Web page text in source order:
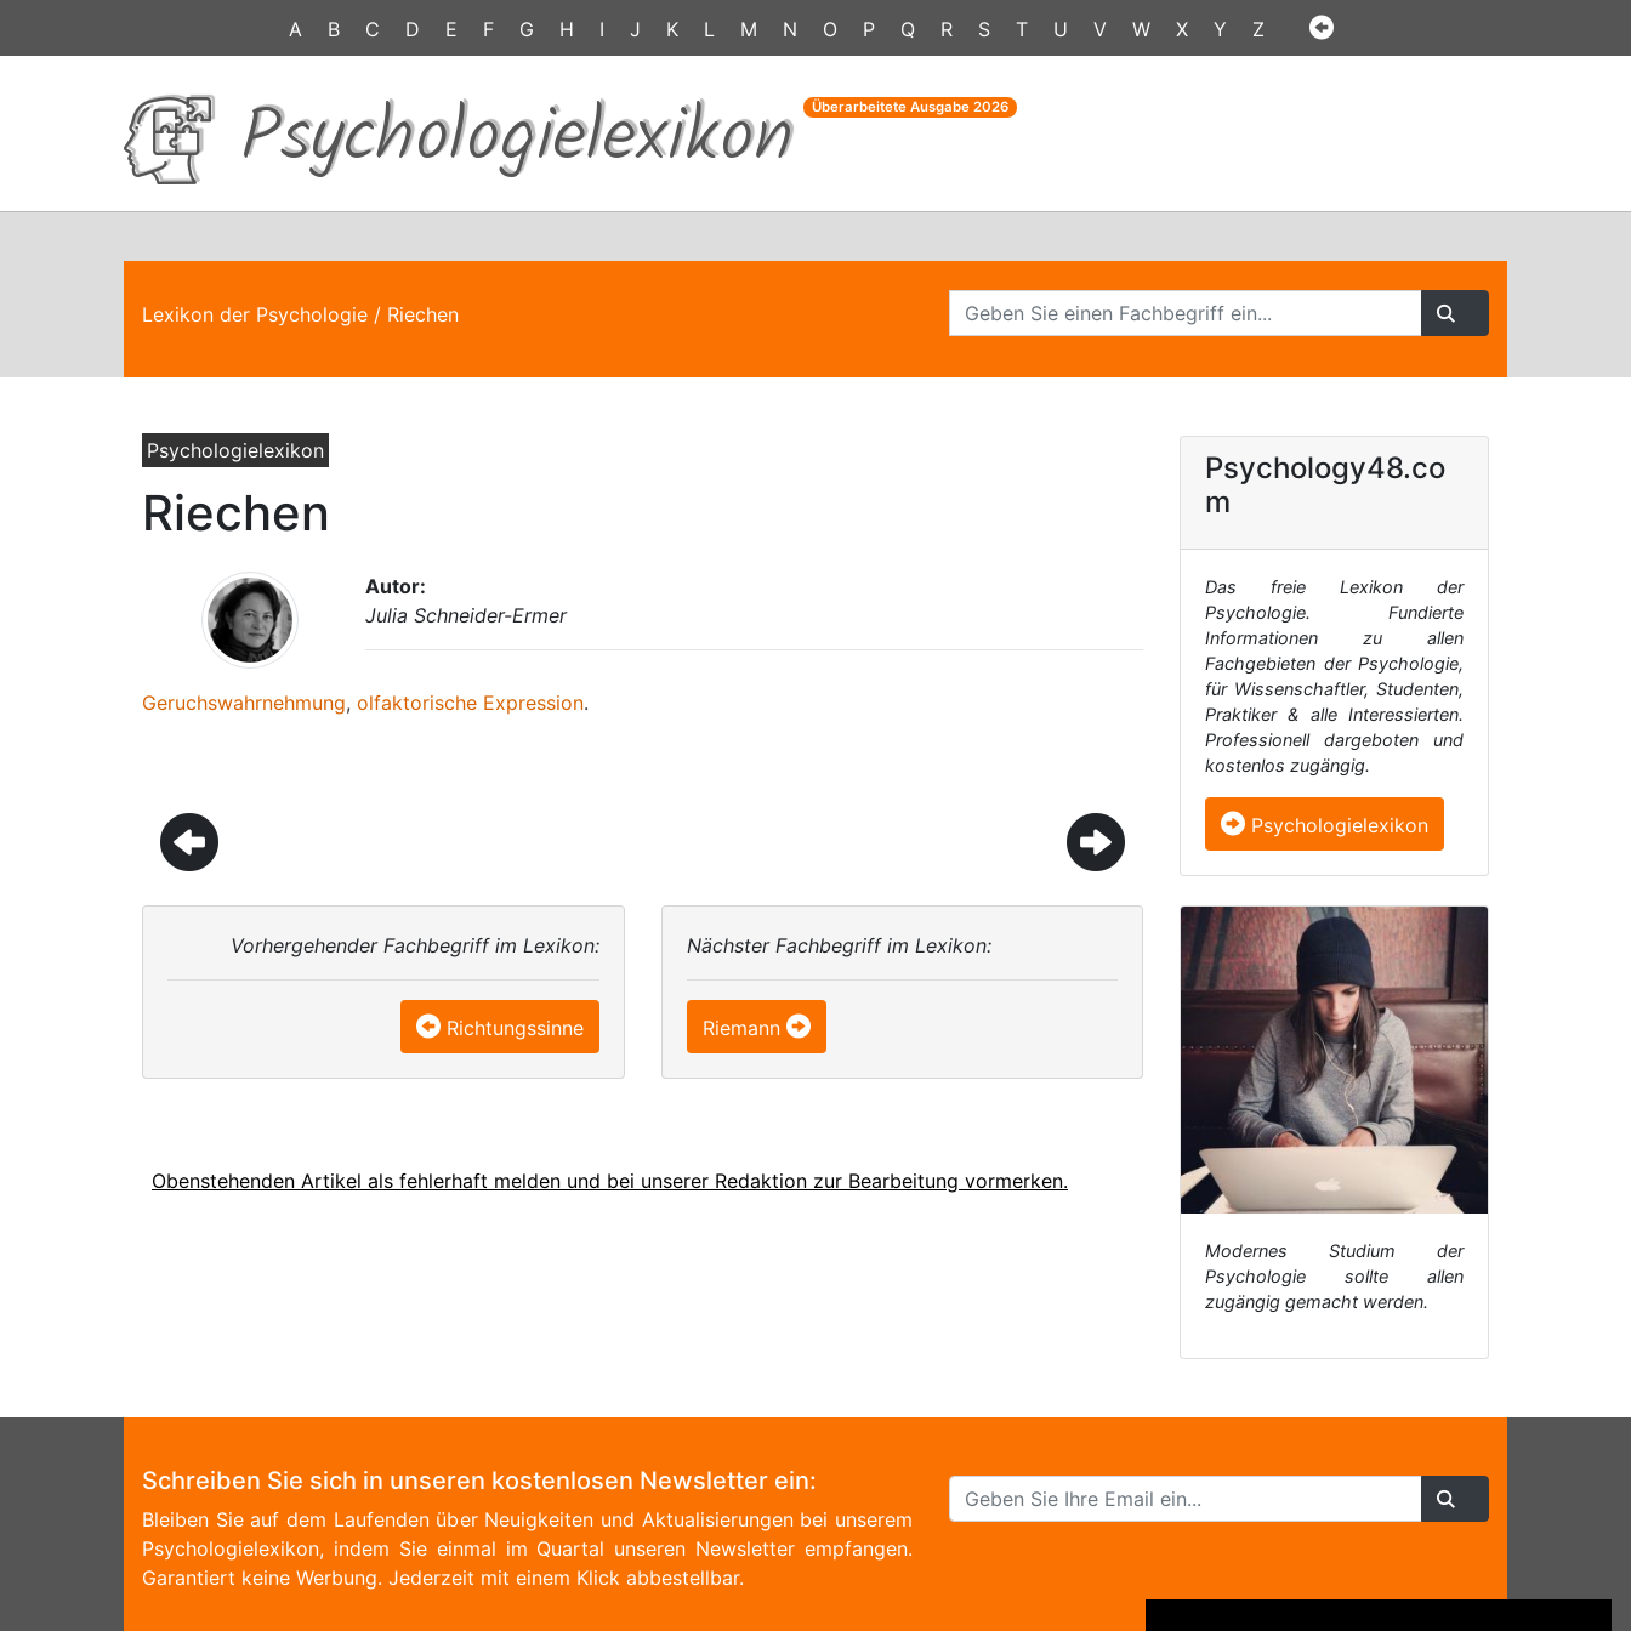
A B C D E F G H I J K L M N O P Q R S T U V W X Y Z
Psychologielexikon Überarbeitete Ausgabe 2026
Lexikon der Psychologie / Riechen
Psychologielexikon
Riechen
Autor:
Julia Schneider-Ermer
Geruchswahrnehmung, olfaktorische Expression.
Vorhergehender Fachbegriff im Lexikon:
Richtungssinne
Nächster Fachbegriff im Lexikon:
Riemann
Obenstehenden Artikel als fehlerhaft melden und bei unserer Redaktion zur Bearbeitung vormerken.
Psychology48.co
m
Das freie Lexikon der
Psychologie. Fundierte
Informationen zu allen
Fachgebieten der Psychologie,
für Wissenschaftler, Studenten,
Praktiker & alle Interessierten.
Professionell dargeboten und
kostenlos zugängig.
Psychologielexikon
Modernes Studium der
Psychologie sollte allen
zugängig gemacht werden.
Schreiben Sie sich in unseren kostenlosen Newsletter ein:
Bleiben Sie auf dem Laufenden über Neuigkeiten und Aktualisierungen bei unserem
Psychologielexikon, indem Sie einmal im Quartal unseren Newsletter empfangen.
Garantiert keine Werbung. Jederzeit mit einem Klick abbestellbar.